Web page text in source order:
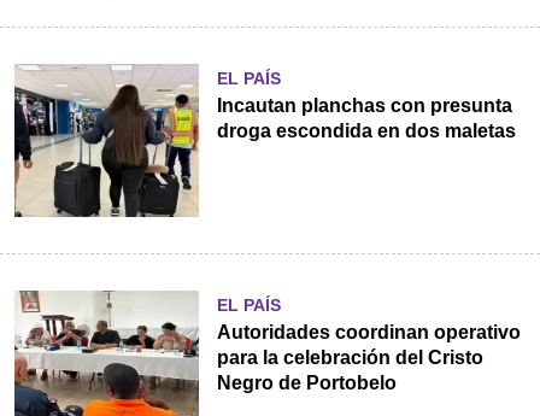
EL PAÍS
Incautan planchas con presunta
droga escondida en dos maletas
EL PAÍS
Autoridades coordinan operativo
para la celebración del Cristo
Negro de Portobelo